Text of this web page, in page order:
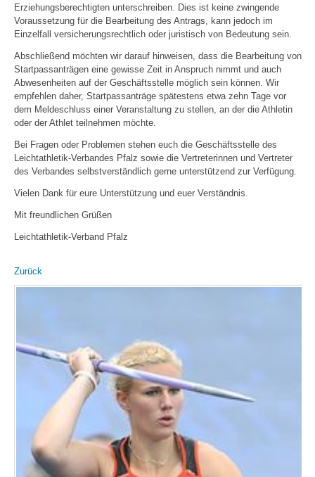
Erziehungsberechtigten unterschreiben. Dies ist keine zwingende
Voraussetzung für die Bearbeitung des Antrags, kann jedoch im
Einzelfall versicherungsrechtlich oder juristisch von Bedeutung sein.
Abschließend möchten wir darauf hinweisen, dass die Bearbeitung von
Startpassanträgen eine gewisse Zeit in Anspruch nimmt und auch
Abwesenheiten auf der Geschäftsstelle möglich sein können. Wir
empfehlen daher, Startpassanträge spätestens etwa zehn Tage vor
dem Meldeschluss einer Veranstaltung zu stellen, an der die Athletin
oder der Athlet teilnehmen möchte.
Bei Fragen oder Problemen stehen euch die Geschäftsstelle des
Leichtathletik-Verbandes Pfalz sowie die Vertreterinnen und Vertreter
des Verbandes selbstverständlich gerne unterstützend zur Verfügung.
Vielen Dank für eure Unterstützung und euer Verständnis.
Mit freundlichen Grüßen
Leichtathletik-Verband Pfalz
Zurück